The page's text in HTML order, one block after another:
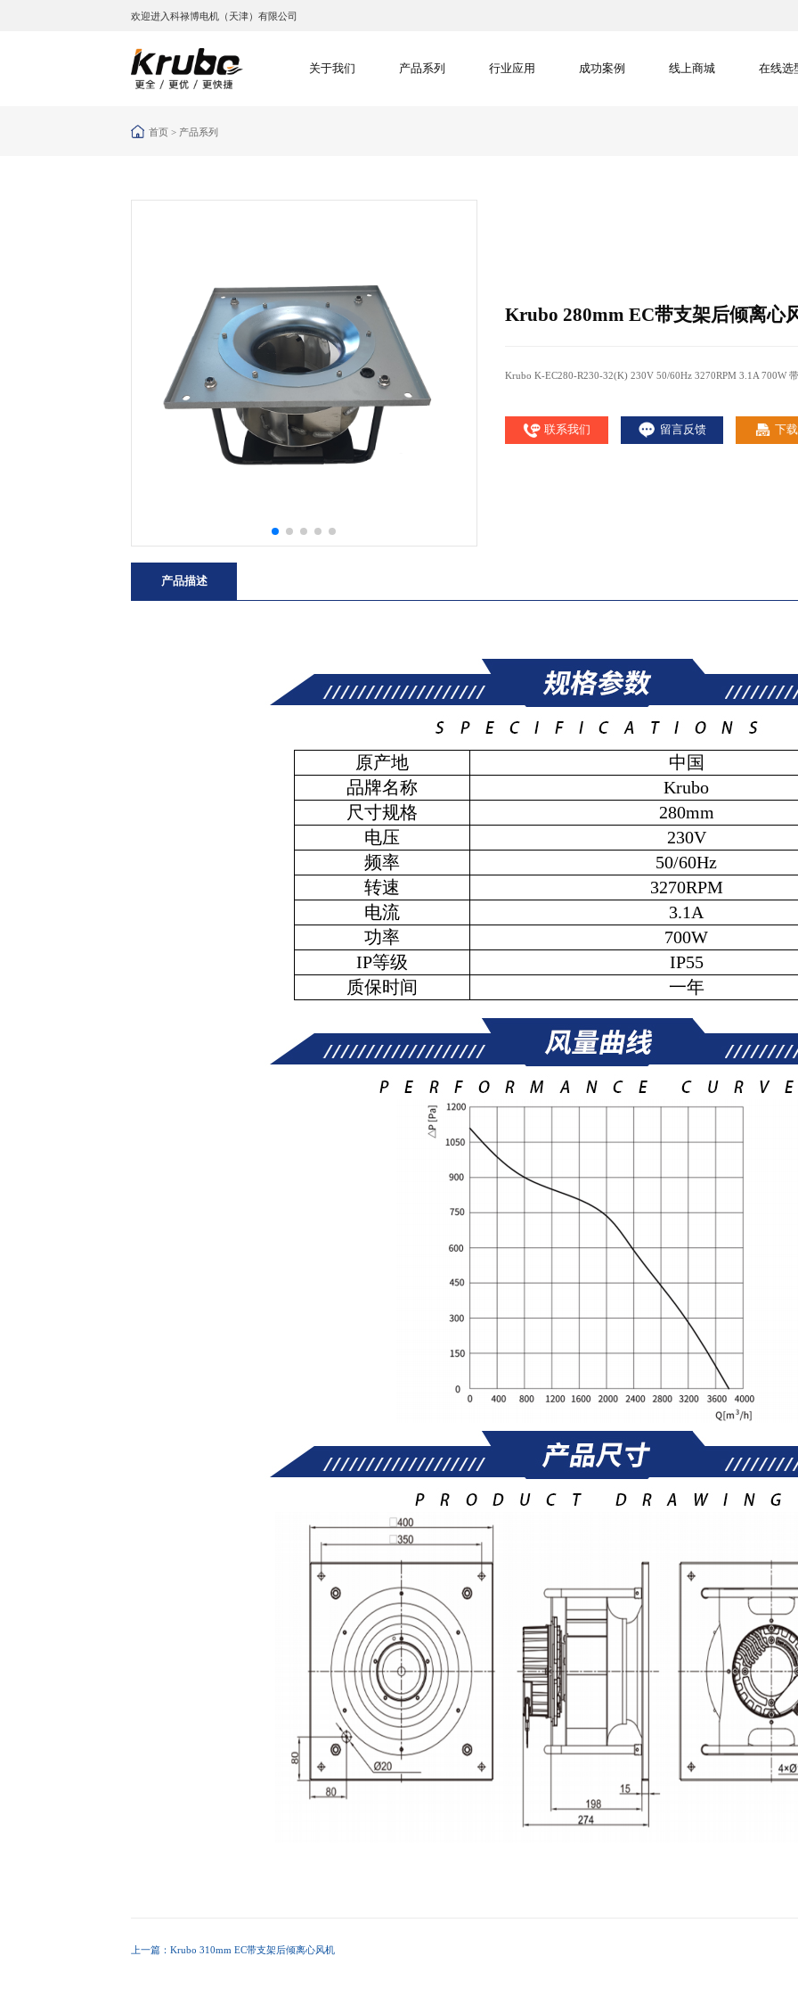
欢迎进入科禄博电机（天津）有限公司
关于我们 产品系列 行业应用 成功案例 线上商城 在线选
首页 > 产品系列
Krubo 280mm EC带支架后倾离心
Krubo K-EC280-R230-32(K) 230V 50/60Hz 3270RPM 3.1A 700W
联系我们 留言反馈 下
产品描述
原产地
中国
品牌名称
Krubo
尺寸规格
280mm
电压
230V
频率
50/60Hz
转速
3270RPM
电流
3.1A
功率
700W
IP等级
IP55
质保时间
一年
上一篇：Krubo 310mm EC带支架后倾离心风机